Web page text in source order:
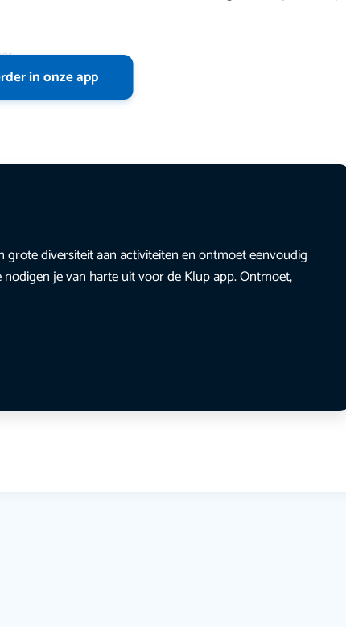
in onze app
diversiteit aan activiteiten en ontmoet eenvoudig
je van harte uit voor de Klup app. Ontmoet,